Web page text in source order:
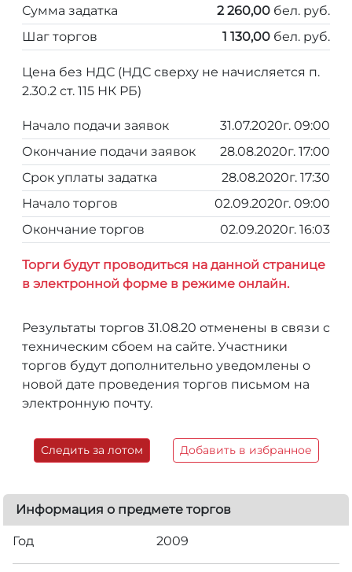
Сумма задатка
2 260,00 бел. руб.
Шаг торгов
1 130,00 бел. руб.
Цена без НДС (НДС сверху не начисляется п.
2.30.2 ст. 115 НК РБ)
Начало подачи заявок
31.07.2020г. 09:00
Окончание подачи заявок
28.08.2020г. 17:00
Срок уплаты задатка
28.08.2020г. 17:30
Начало торгов
02.09.2020г. 09:00
Окончание торгов
02.09.2020г. 16:03
Торги будут проводиться на данной странице
в электронной форме в режиме онлайн.
Результаты торгов 31.08.20 отменены в связи с
техническим сбоем на сайте. Участники
торгов будут дополнительно уведомлены о
новой дате проведения торгов письмом на
электронную почту.
Следить за лотом Добавить в избранное
Информация о предмете торгов
Год 2009